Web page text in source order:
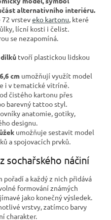
alternativního interiéru.
72 vrsteveko kartonu, které
lícní kosti i čelist.
se nezapomíná.
tvoří plastickou lidskou
cm umožňují využít model
i v tematické vitríně.
od čistého kartonu přes
barevný tattoo styl.
anatomie, gotiky,
designu.
umožňuje sestavit model
a spojovacích prvků.
sochařského náčiní
pořadí a každý z nich přidává
formování známých
jako konečný výsledek.
vrstvy, zatímco barvy
charakter.